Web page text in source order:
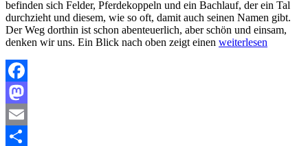
befinden sich Felder, Pferdekoppeln und ein Bachlauf, der ein Tal
durchzieht und diesem, wie so oft, damit auch seinen Namen gibt.
Der Weg dorthin ist schon abenteuerlich, aber schön und einsam,
denken wir uns. Ein Blick nach oben zeigt einen weiterlesen
Facebook
Mastodon
Email